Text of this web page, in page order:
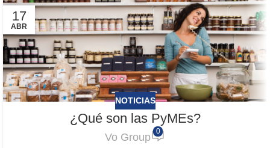
17
ABR
NOTICIAS
¿Qué son las PyMEs?
Vo Group 0